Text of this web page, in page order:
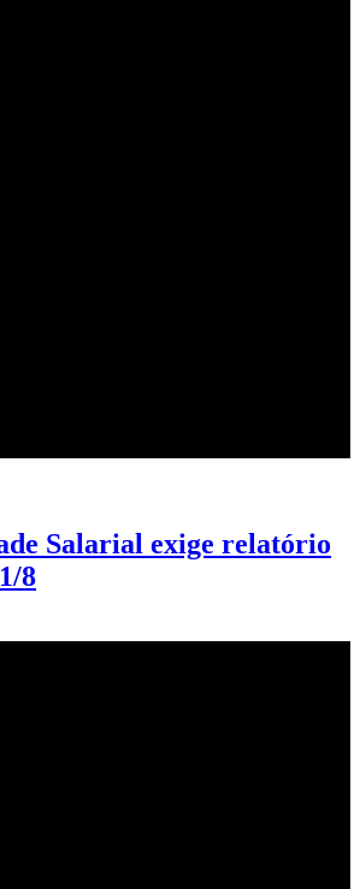
Salarial exige relatório
8